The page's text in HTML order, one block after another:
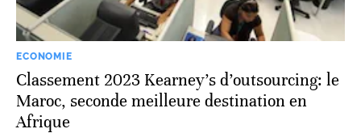
ECONOMIE
Classement 2023 Kearney’s d’outsourcing: le
Maroc, seconde meilleure destination en
Afrique